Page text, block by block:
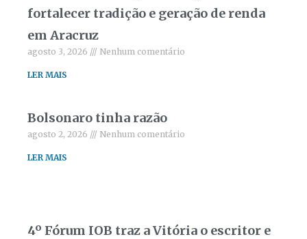
fortalecer tradição e geração de renda
em Aracruz
agosto 3, 2026 Nenhum comentário
LER MAIS
Bolsonaro tinha razão
agosto 2, 2026 Nenhum comentário
LER MAIS
4º Fórum IOB traz a Vitória o escritor e